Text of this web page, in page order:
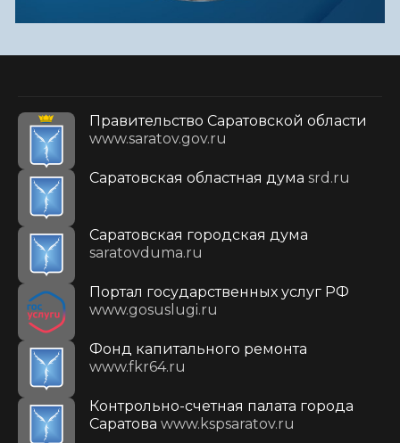
Правительство Саратовской области
www.saratov.gov.ru
Саратовская областная дума srd.ru
Саратовская городская дума
saratovduma.ru
Портал государственных услуг РФ
www.gosuslugi.ru
Фонд капитального ремонта
www.fkr64.ru
Контрольно-счетная палата города
Саратова www.kspsaratov.ru